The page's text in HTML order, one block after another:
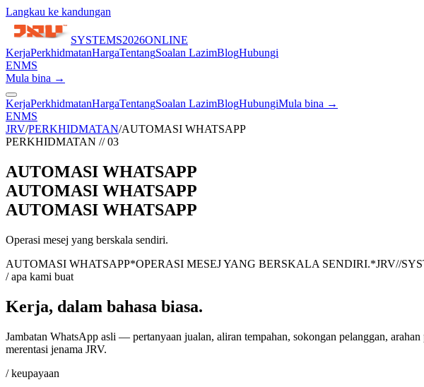
Langkau ke kandungan
SYSTEMS2026ONLINE
KerjaPerkhidmatanHargaTentangSoalan LazimBlogHubungi
ENMS
Mula bina →
KerjaPerkhidmatanHargaTentangSoalan LazimBlogHubungiMula bina →
ENMS
JRV/PERKHIDMATAN/AUTOMASI WHATSAPP
PERKHIDMATAN //03
AUTOMASI WHATSAPP
AUTOMASI WHATSAPP
AUTOMASI WHATSAPP
Operasi mesej yang berskala sendiri.
AUTOMASI WHATSAPP*OPERASI MESEJ YANG BERSKALA SENDIRI.*JRV//
/ apa kami buat
Kerja, dalam bahasa biasa.
Jambatan WhatsApp asli — pertanyaan jualan, aliran tempahan, sokongan pelanggan,
merentasi jenama JRV.
/ keupayaan